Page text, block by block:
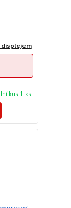
displejem
kus 1 ks